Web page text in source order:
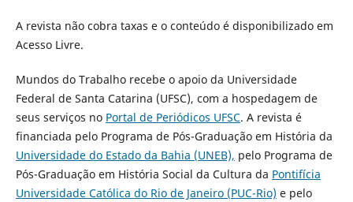
A revista não cobra taxas e o conteúdo é disponibilizado em
Acesso Livre.
Mundos do Trabalho recebe o apoio da Universidade
Federal de Santa Catarina (UFSC), com a hospedagem de
seus serviços no Portal de Periódicos UFSC. A revista é
financiada pelo Programa de Pós-Graduação em História da
Universidade do Estado da Bahia (UNEB), pelo Programa de
Pós-Graduação em História Social da Cultura da Pontifícia
Universidade Católica do Rio de Janeiro (PUC-Rio) e pelo